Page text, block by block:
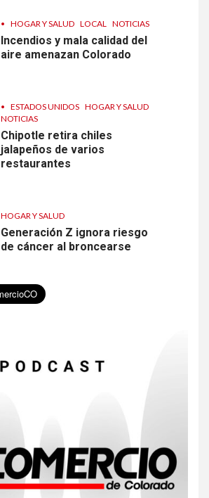
• HOGAR Y SALUD LOCAL NOTICIAS
Incendios y mala calidad del
aire amenazan Colorado
• ESTADOS UNIDOS HOGAR Y SALUD
NOTICIAS
Chipotle retira chiles
jalapeños de varios
restaurantes
HOGAR Y SALUD
Generación Z ignora riesgo
de cáncer al broncearse
precio
• ESTADOS UNIDOS HOGAR Y SALUD